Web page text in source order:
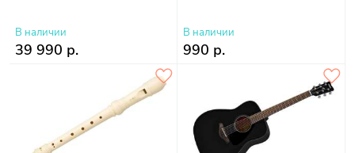
В наличии
39 990 р.
В наличии
990 р.